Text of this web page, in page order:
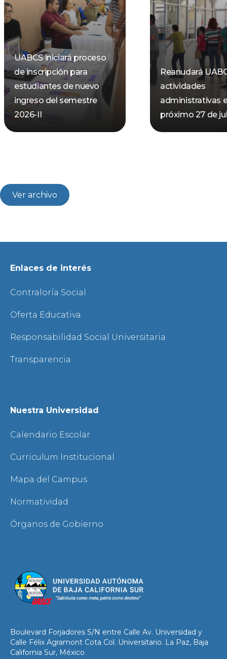
UABCS iniciará proceso
de inscripción para
estudiantes de nuevo
ingreso del semestre
2026-II
Reanudará
actividades
administrativas
próximo 27 de
Ver archivo
Enlaces de interés
Contraloría Social
Oferta Educativa
Responsabilidad Social Universitaria
Transparencia
Nuestra Universidad
Calendario Escolar
Curriculum Institucional
Mapa del Campus
Normatividad
Órganos de Gobierno
Boulevard Forjadores S/N entre Calle Av. Universidad y
Calle Félix Agramont Cota Col. Universitario. La Paz, Baja
California Sur, México